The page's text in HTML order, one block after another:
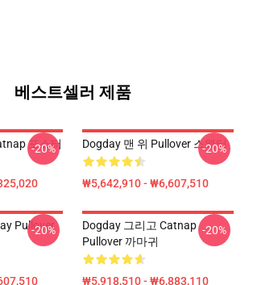
베스트셀러 제품
포스터
-20% Dogday 맨 위 Pullover 스웨터
₩5,642,910 - ₩6,607,510
-20%
Pullover
-20%
Dogday 그리고 Catnap
Pullover 까마귀
₩5,918,510 - ₩6,883,110
-20%